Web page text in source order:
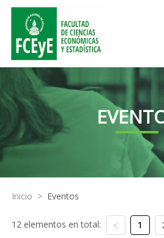
Inicio > Eventos
12 elementos en total: 1